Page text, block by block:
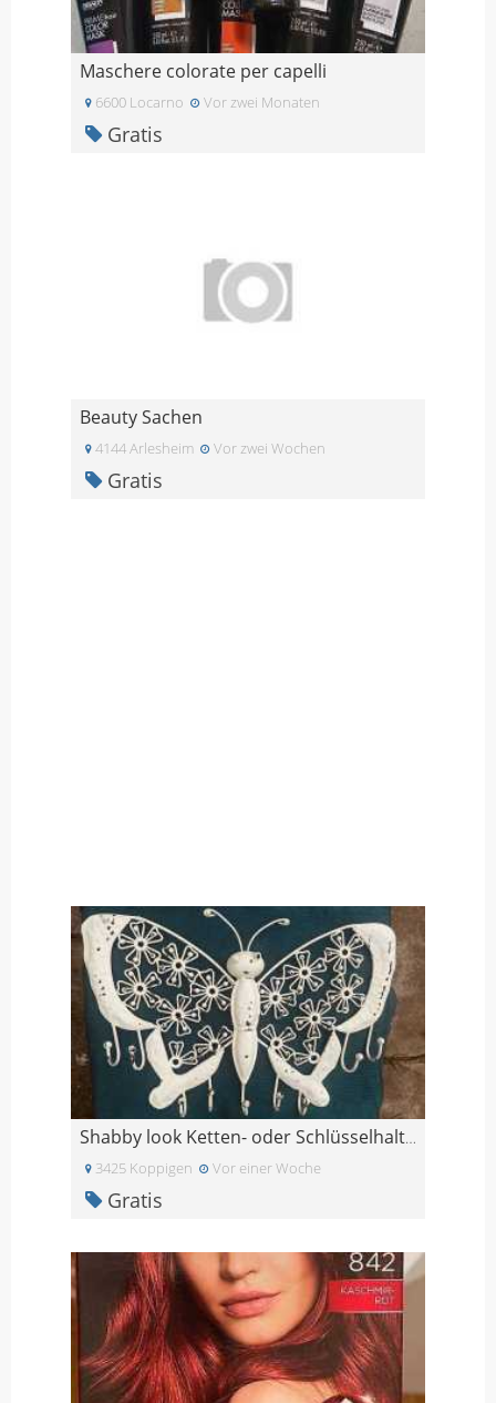
Maschere colorate per capelli
6600 Locarno Vor zwei Monaten
Gratis
Beauty Sachen
4144 Arlesheim Vor zwei Wochen
Gratis
Shabby look Ketten- oder Schlüsselhalter
3425 Koppigen Vor einer Woche
Gratis